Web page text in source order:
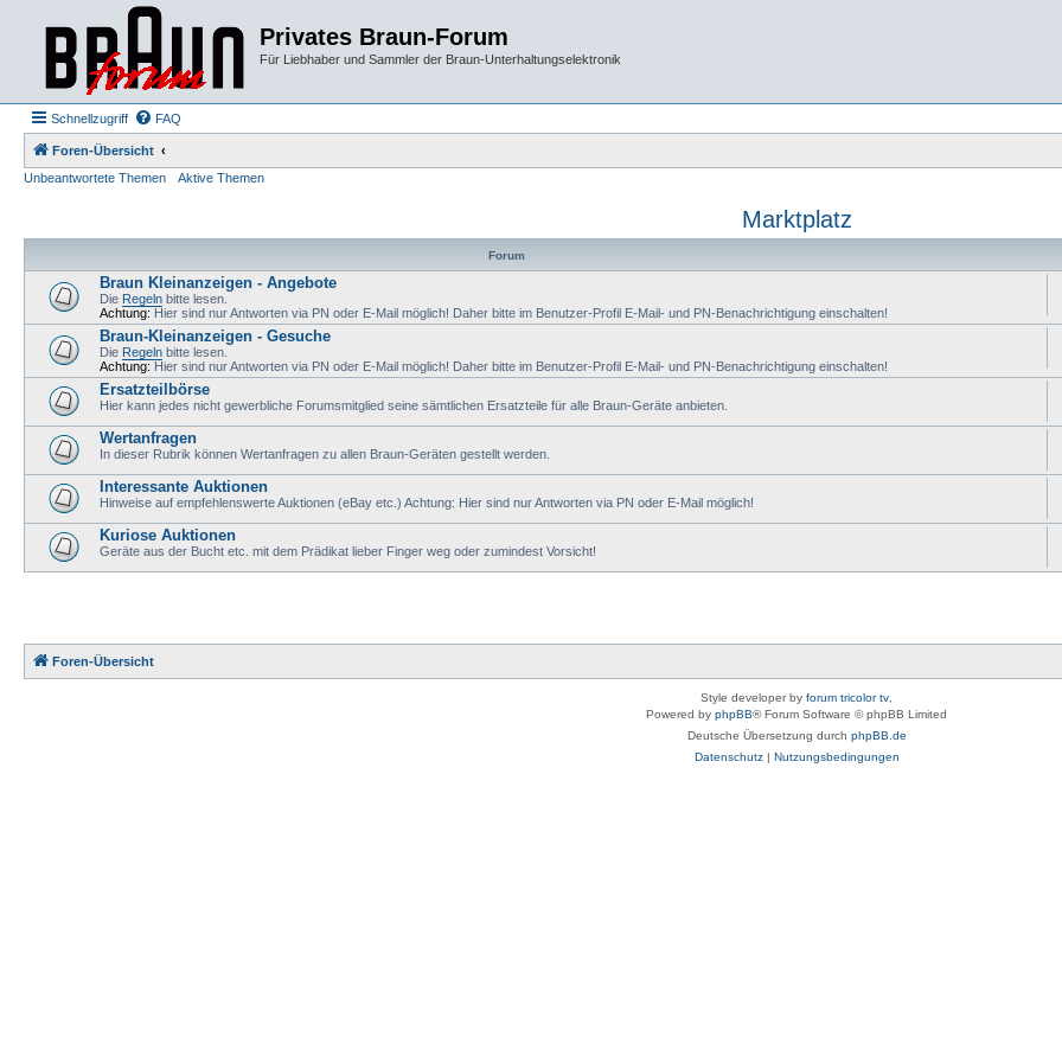
Privates Braun-Forum
Für Liebhaber und Sammler der Braun-Unterhaltungselektronik
Schnellzugriff FAQ
Foren-Übersicht
Unbeantwortete Themen
Aktive Themen
Marktplatz
Forum
Braun Kleinanzeigen - Angebote
Die Regeln bitte lesen.
Achtung: Hier sind nur Antworten via PN oder E-Mail möglich! Daher bitte im Benutzer-Profil E-Mail- und PN-Benachrichtigung einschalten!
Braun-Kleinanzeigen - Gesuche
Die Regeln bitte lesen.
Achtung: Hier sind nur Antworten via PN oder E-Mail möglich! Daher bitte im Benutzer-Profil E-Mail- und PN-Benachrichtigung einschalten!
Ersatzteilbörse
Hier kann jedes nicht gewerbliche Forumsmitglied seine sämtlichen Ersatzteile für alle Braun-Geräte anbieten.
Wertanfragen
In dieser Rubrik können Wertanfragen zu allen Braun-Geräten gestellt werden.
Interessante Auktionen
Hinweise auf empfehlenswerte Auktionen (eBay etc.) Achtung: Hier sind nur Antworten via PN oder E-Mail möglich!
Kuriose Auktionen
Geräte aus der Bucht etc. mit dem Prädikat lieber Finger weg oder zumindest Vorsicht!
Foren-Übersicht
Style developer by forum tricolor tv
Powered by phpBB® Forum Software © phpBB Limited
Deutsche Übersetzung durch phpBB.de
Datenschutz| Nutzungsbedingungen